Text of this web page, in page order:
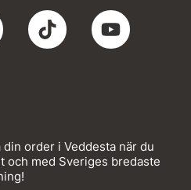
order i Veddesta när du
och med Sveriges bredaste